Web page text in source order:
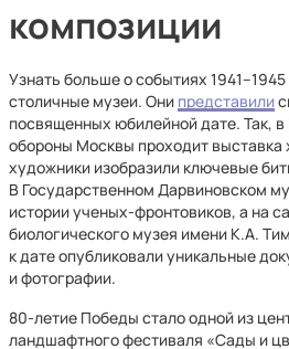
композиции
Узнать больше о событиях
столичные музеи. Они представили
посвященных юбилейной дате. Так,
обороны Москвы проходит выставка
художники изобразили ключевые
В Государственном Дарвиновском
истории ученых-фронтовиков, а на
биологического музея имени К.А.
к дате опубликовали уникальные
и фотографии.
80-летие Победы стало одной из
ландшафтного фестиваля «Сады и